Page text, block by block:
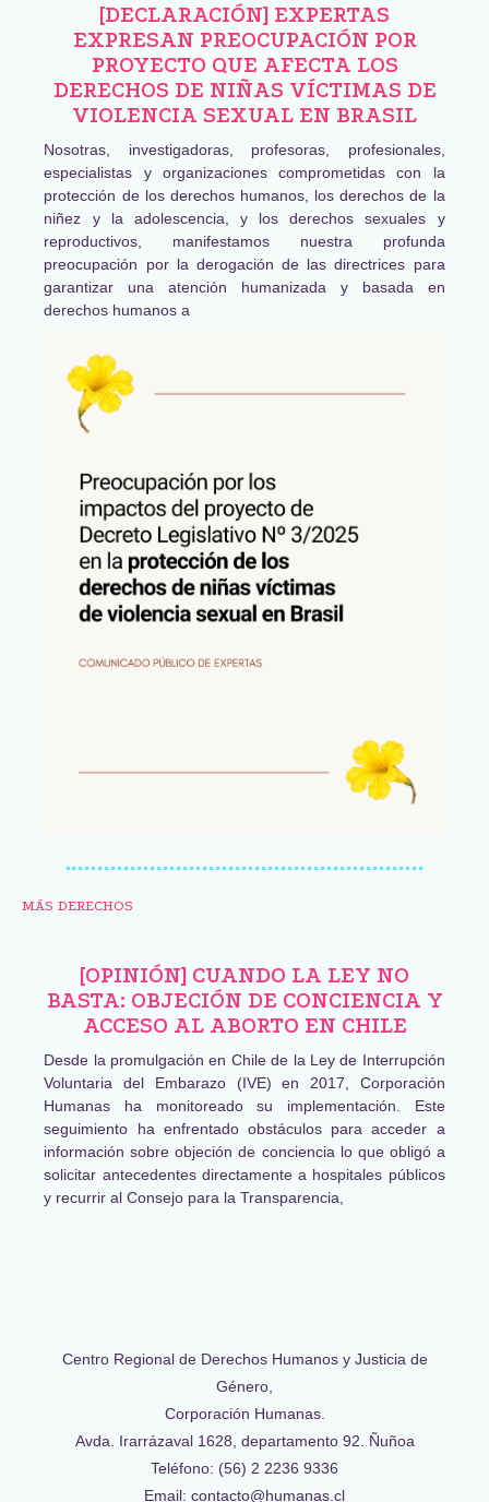
[DECLARACIÓN] EXPERTAS
EXPRESAN PREOCUPACIÓN POR
PROYECTO QUE AFECTA LOS
DERECHOS DE NIÑAS VÍCTIMAS DE
VIOLENCIA SEXUAL EN BRASIL
Nosotras, investigadoras, profesoras, profesionales,
especialistas y organizaciones comprometidas con la
protección de los derechos humanos, los derechos de la
niñez y la adolescencia, y los derechos sexuales y
reproductivos, manifestamos nuestra profunda
preocupación por la derogación de las directrices para
garantizar una atención humanizada y basada en
derechos humanos a
MÁS DERECHOS
[OPINIÓN] CUANDO LA LEY NO
BASTA: OBJECIÓN DE CONCIENCIA Y
ACCESO AL ABORTO EN CHILE
Desde la promulgación en Chile de la Ley de Interrupción
Voluntaria del Embarazo (IVE) en 2017, Corporación
Humanas ha monitoreado su implementación. Este
seguimiento ha enfrentado obstáculos para acceder a
información sobre objeción de conciencia lo que obligó a
solicitar antecedentes directamente a hospitales públicos
y recurrir al Consejo para la Transparencia,
Centro Regional de Derechos Humanos y Justicia de
Género,
Corporación Humanas.
Avda. Irarrázaval 1628, departamento 92. Ñuñoa
Teléfono: (56) 2 2236 9336
Email: contacto@humanas.cl